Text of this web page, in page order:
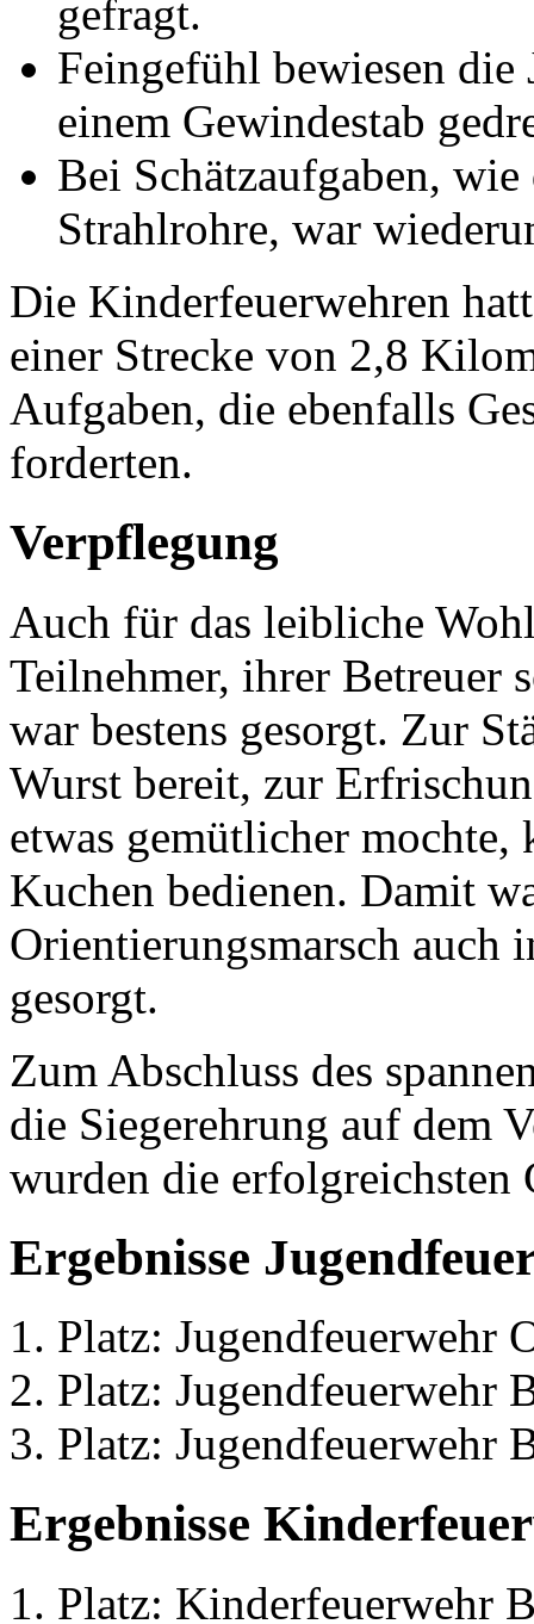
gefragt.
Feingefühl bewiesen
einem Gewindestab
Bei Schätzaufgaben,
Strahlrohre, war
Die Kinderfeuerwehren
einer Strecke von 2,8
Aufgaben, die ebenfalls
forderten.
Verpflegung
Auch für das leibliche
Teilnehmer, ihrer Betreuer
war bestens gesorgt. Zur
Wurst bereit, zur
etwas gemütlicher
Kuchen bedienen. Damit
Orientierungsmarsch auch
gesorgt.
Zum Abschluss des
die Siegerehrung auf dem
wurden die erfolgreichsten
Ergebnisse
1. Platz: Jugendfeuerwehr
2. Platz: Jugendfeuerwehr
3. Platz: Jugendfeuerwehr
Ergebnisse
1. Platz: Kinderfeuerwehr